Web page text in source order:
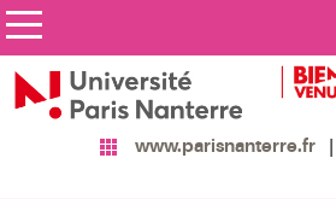
www.parisnanterre.fr